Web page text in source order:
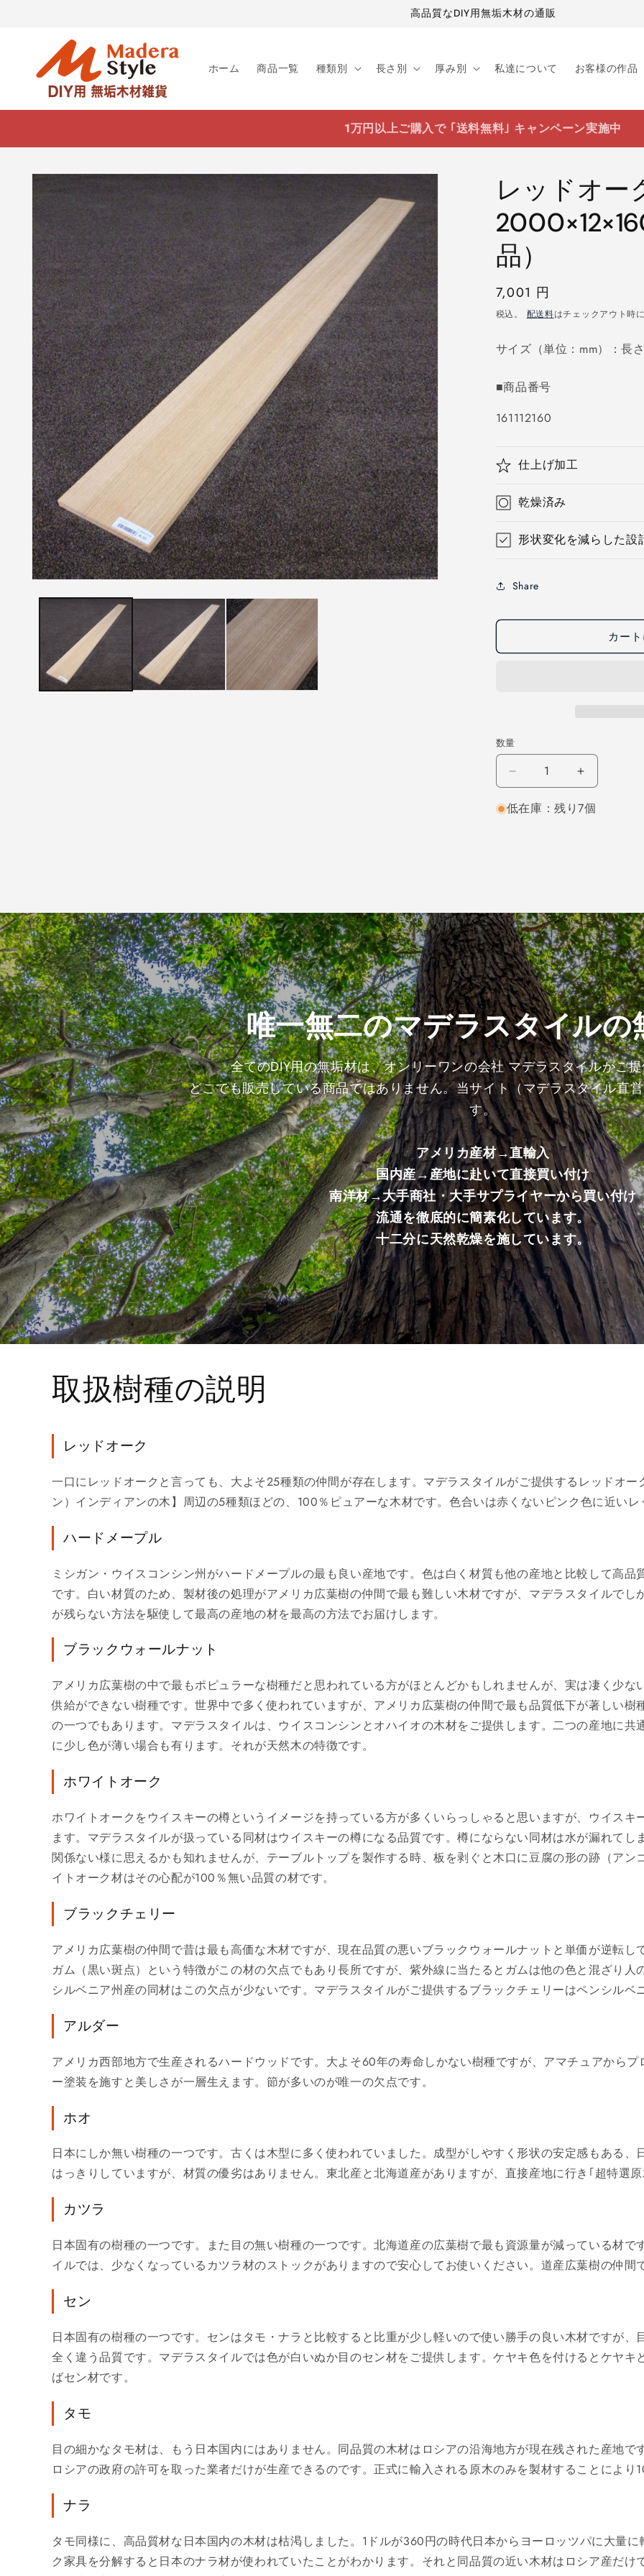
高品質なDIY用無垢木材の通販
ホーム 商品一覧 種類別 長さ別 厚み別 私達について お客様の作品
1万円以上ご購入で ｢送料無料｣ キャンペーン実施中
商品情
ー
ア
レッドオ
品）
通
常
格
7,001 円
税込。 配送料はチェックアウト時
サイズ（単位：mm）：長
■商品番号
SKU:
161112160
仕上げ加工
乾燥済み
形状変化を減らした設
Share
カー
数量
ド
2000×12×160
（仕
上
げ
加
工
済
み
商
品）
の
数
量
を
減
ら
す
レ
ド
（仕
上
げ
加
工
済
み
商
品）
の
数
量
を
増
や
す
低在庫：残り7個
唯一無二のマデラスタイルの
全てのDIY用の無垢材は、オンリーワンの会社 マデラスタイルがご
どこでも販売している商品ではありません。当サイト（マデラスタイル直
す。
アメリカ産材→直輸入
国内産→産地に赴いて直接買い付け
南洋材→大手商社・大手サプライヤーから買い付け
流通を徹底的に簡素化しています。
十二分に天然乾燥を施しています。
取扱樹種の説明
レッドオーク
一口にレッドオークと言っても、大よそ25種類の仲間が存在します。マデラスタイルがご提供するレッドオ
ン）インディアンの木】周辺の5種類ほどの、100％ピュアーな木材です。色合いは赤くないピンク色に近い
ハードメープル
ミシガン・ウイスコンシン州がハードメープルの最も良い産地です。色は白く材質も他の産地と比較して高
です。白い材質のため、製材後の処理がアメリカ広葉樹の仲間で最も難しい木材ですが、マデラスタイルで
が残らない方法を駆使して最高の産地の材を最高の方法でお届けします。
ブラックウォールナット
アメリカ広葉樹の中で最もポピュラーな樹種だと思われている方がほとんどかもしれませんが、実は凄く少
供給ができない樹種です。世界中で多く使われていますが、アメリカ広葉樹の仲間で最も品質低下が著しい
の一つでもあります。マデラスタイルは、ウイスコンシンとオハイオの木材をご提供します。二つの産地に
に少し色が薄い場合も有ります。それが天然木の特徴です。
ホワイトオーク
ホワイトオークをウイスキーの樽というイメージを持っている方が多くいらっしゃると思いますが、ウイス
ます。マデラスタイルが扱っている同材はウイスキーの樽になる品質です。樽にならない同材は水が漏れて
関係ない様に思えるかも知れませんが、テーブルトップを製作する時、板を剥ぐと木口に豆腐の形の跡（ア
イトオーク材はその心配が100％無い品質の材です。
ブラックチェリー
アメリカ広葉樹の仲間で昔は最も高価な木材ですが、現在品質の悪いブラックウォールナットと単価が逆転
ガム（黒い斑点）という特徴がこの材の欠点でもあり長所ですが、紫外線に当たるとガムは他の色と混ざり
シルベニア州産の同材はこの欠点が少ないです。マデラスタイルがご提供するブラックチェリーはペンシルベ
アルダー
アメリカ西部地方で生産されるハードウッドです。大よそ60年の寿命しかない樹種ですが、アマチュアから
ー塗装を施すと美しさが一層生えます。節が多いのが唯一の欠点です。
ホオ
日本にしか無い樹種の一つです。古くは木型に多く使われていました。成型がしやすく形状の安定感もある
はっきりしていますが、材質の優劣はありません。東北産と北海道産がありますが、直接産地に行き｢超特選
カツラ
日本固有の樹種の一つです。また目の無い樹種の一つです。北海道産の広葉樹で最も資源量が減っている材
イルでは、少なくなっているカツラ材のストックがありますので安心してお使いください。道産広葉樹の仲間
セン
日本固有の樹種の一つです。センはタモ・ナラと比較すると比重が少し軽いので使い勝手の良い木材ですが
全く違う品質です。マデラスタイルでは色が白いぬか目のセン材をご提供します。ケヤキ色を付けるとケヤ
ばセン材です。
タモ
目の細かなタモ材は、もう日本国内にはありません。同品質の木材はロシアの沿海地方が現在残された産地
ロシアの政府の許可を取った業者だけが生産できるのです。正式に輸入される原木のみを製材することによ
ナラ
タモ同様に、高品質材な日本国内の木材は枯渇しました。1ドルが360円の時代日本からヨーロッツパに大量
ク家具を分解すると日本のナラ材が使われていたことがわかります。それと同品質の近い木材はロシア産だ